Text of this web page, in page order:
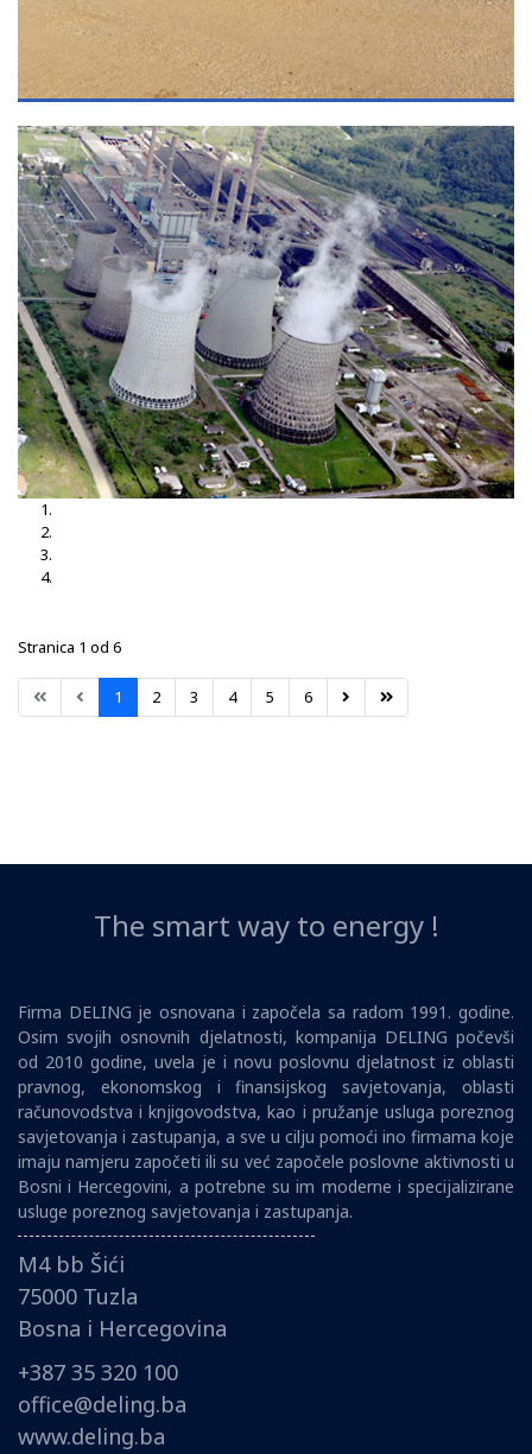
Stranica 1 od 6
1 2 3 4 5 6
The smart way to energy !
Firma DELING je osnovana i započela sa radom 1991. godine.
Osim svojih osnovnih djelatnosti, kompanija DELING počevši
od 2010 godine, uvela je i novu poslovnu djelatnost iz oblasti
pravnog, ekonomskog i finansijskog savjetovanja, oblasti
računovodstva i knjigovodstva, kao i pružanje usluga poreznog
savjetovanja i zastupanja, a sve u cilju pomoći ino firmama koje
imaju namjeru započeti ili su već započele poslovne aktivnosti u
Bosni i Hercegovini, a potrebne su im moderne i specijalizirane
usluge poreznog savjetovanja i zastupanja.
M4 bb Šići
75000 Tuzla
Bosna i Hercegovina
+387 35 320 100
office@deling.ba
www.deling.ba